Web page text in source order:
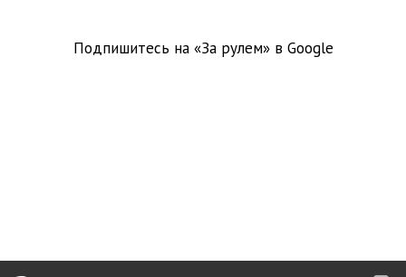
Подпишитесь на «За рулем» в Google